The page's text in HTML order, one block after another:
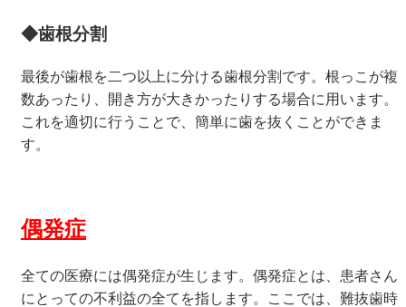
◆歯根分割
最後が歯根を二つ以上に分ける歯根分割です。根っこが複
数あったり、開き方が大きかったりする場合に用います。
これを適切に行うことで、簡単に歯を抜くことができま
す。
偶発症
全ての医療には偶発症が生じます。偶発症とは、患者さん
にとっての不利益の全てを指します。ここでは、難抜歯時